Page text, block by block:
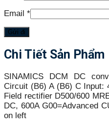
Email *
Chi Tiết Sản Phẩm
SINAMICS DCM DC
Circuit (B6) A (B6) C Input:
Field rectifier D500/600
DC, 600A G00=Advanced
on left